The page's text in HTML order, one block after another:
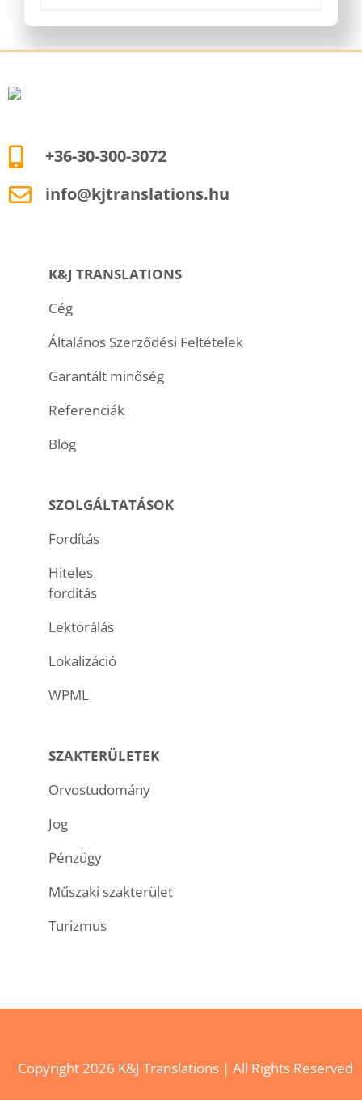
+36-30-300-3072
info@kjtranslations.hu
K&J TRANSLATIONS
Cég
Általános Szerződési Feltételek
Garantált minőség
Referenciák
Blog
SZOLGÁLTATÁSOK
Fordítás
Hiteles
fordítás
Lektorálás
Lokalizáció
WPML
SZAKTERÜLETEK
Orvostudomány
Jog
Pénzügy
Műszaki szakterület
Turizmus
Copyright 2026 K&J Translations | All Rights Reserved